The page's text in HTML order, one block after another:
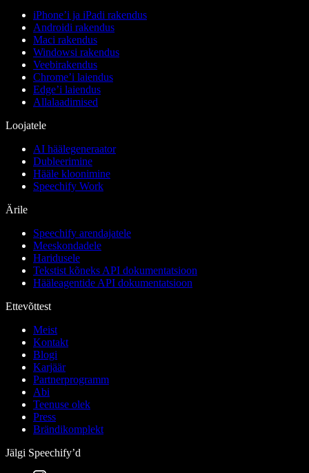
iPhone’i ja iPadi rakendus
Androidi rakendus
Maci rakendus
Windowsi rakendus
Veebirakendus
Chrome’i laiendus
Edge’i laiendus
Allalaadimised
Loojatele
AI häälegeneraator
Dubleerimine
Hääle kloonimine
Speechify Work
Ärile
Speechify arendajatele
Meeskondadele
Haridusele
Tekstist kõneks API dokumentatsioon
Hääleagentide API dokumentatsioon
Ettevõttest
Meist
Kontakt
Blogi
Karjäär
Partnerprogramm
Abi
Teenuse olek
Press
Brändikomplekt
Jälgi Speechify’d